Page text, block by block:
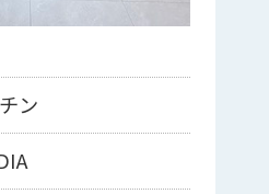
ン